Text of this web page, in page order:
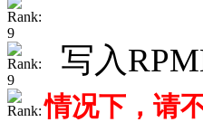
写入
情况下，请